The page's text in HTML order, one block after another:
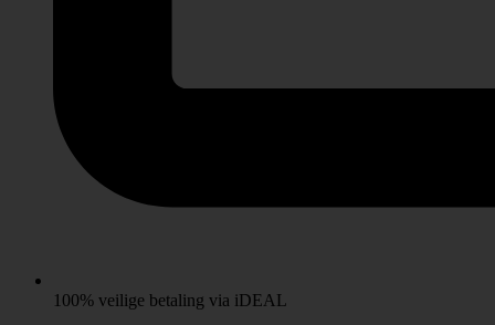
100% veilige betaling via iDEAL